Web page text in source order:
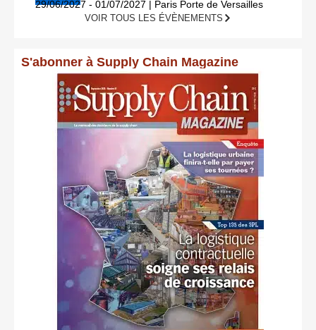
29/06/2027 - 01/07/2027 | Paris Porte de Versailles
VOIR TOUS LES ÉVÈNEMENTS
S'abonner à Supply Chain Magazine